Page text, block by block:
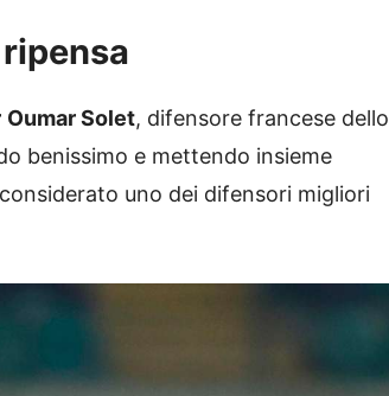
Oumar Solet, difensore francese dello
benissimo e mettendo insieme
uno dei difensori migliori